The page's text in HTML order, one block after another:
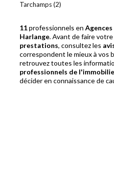
Tarchamps (2)
11professionnels en
Harlange. Avant de faire
prestations, consultez les
correspondent le mieux à vos
retrouvez toutes les
professionnels de
décider en connaissance de